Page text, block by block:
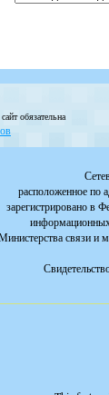
обязательна
расположенное по
зарегистрировано в
связи и